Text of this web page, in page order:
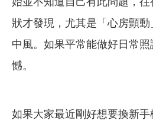
狀才發現，尤其是「心房顫
中風。如果平常能做好日常
憾。
如果大家最近剛好想要換新